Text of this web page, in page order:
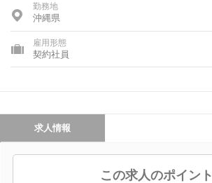
勤務地
沖縄県
雇用形態
契約社員
求人情報
この求人のポイント